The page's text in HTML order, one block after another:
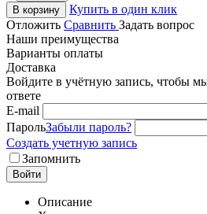
В корзину
Купить в один клик
Отложить Сравнить Задать вопрос
Наши преимущества
Варианты оплаты
Доставка
Войдите в учётную запись, чтобы
ответе
E-mail
ПарольЗабыли пароль?
Создать учетную запись
Запомнить
Войти
Описание